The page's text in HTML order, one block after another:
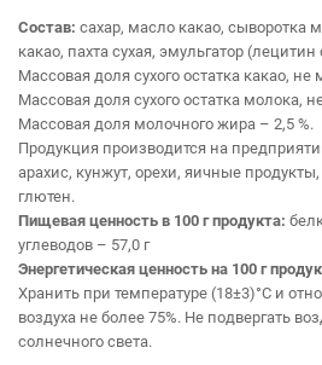
Состав: сахар, масло какао, сыворотка
какао, пахта сухая, эмульгатор
Массовая доля сухого остатка какао, не
Массовая доля сухого остатка молока,
Массовая доля молочного жира – 2,5 %.
Продукция производится на
арахис, кунжут, орехи, яичные
глютен.
Пищевая ценность в 100 г продукта:
углеводов – 57,0 г
Энергетическая ценность на 100 г
Хранить при температуре (18±3)°С и
воздуха не более 75%. Не подвергать
солнечного света.